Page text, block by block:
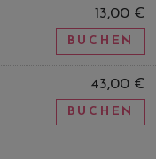
13,00 €
BUCHEN
43,00 €
BUCHEN